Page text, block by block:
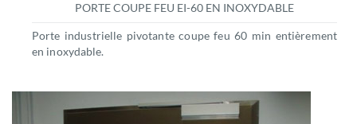
PORTE COUPE FEU EI-60 EN INOXYDABLE
Porte industrielle pivotante coupe feu 60 min entièrement
en inoxydable.